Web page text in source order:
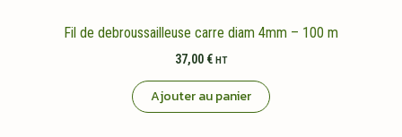
Fil de debroussailleuse carre diam 4mm – 100 m
37,00 € HT
Ajouter au panier